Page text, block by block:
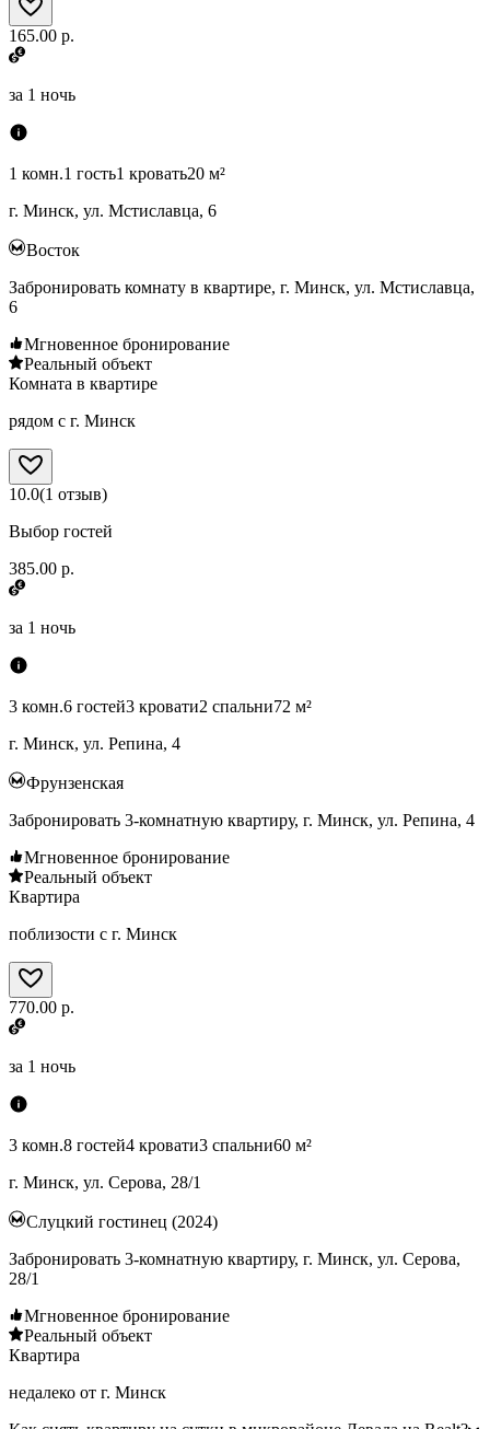
165.00 р.
за 1 ночь
1 комн.1 гость1 кровать20 м²
г. Минск, ул. Мстиславца, 6
Восток
Забронировать комнату в квартире, г. Минск, ул. Мстиславца,
6
Мгновенное бронирование
Реальный объект
Комната в квартире
рядом с г. Минск
10.0(1 отзыв)
Выбор гостей
385.00 р.
за 1 ночь
3 комн.6 гостей3 кровати2 спальни72 м²
г. Минск, ул. Репина, 4
Фрунзенская
Забронировать 3-комнатную квартиру, г. Минск, ул. Репина, 4
Мгновенное бронирование
Реальный объект
Квартира
поблизости с г. Минск
770.00 р.
за 1 ночь
3 комн.8 гостей4 кровати3 спальни60 м²
г. Минск, ул. Серова, 28/1
Слуцкий гостинец (2024)
Забронировать 3-комнатную квартиру, г. Минск, ул. Серова,
28/1
Мгновенное бронирование
Реальный объект
Квартира
недалеко от г. Минск